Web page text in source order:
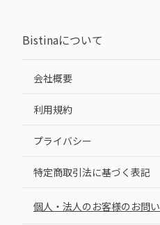
Bistinaについて
会社概要
利用規約
プライバシー
特定商取引法に基づく表記
個人・法人のお客様のお問